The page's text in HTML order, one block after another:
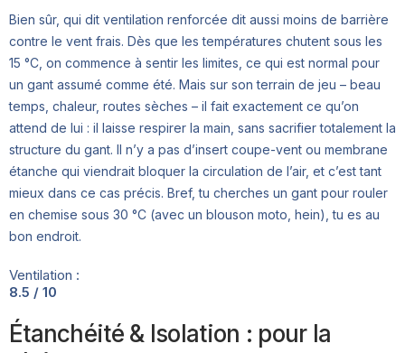
Bien sûr, qui dit ventilation renforcée dit aussi moins de barrière
contre le vent frais. Dès que les températures chutent sous les
15 °C, on commence à sentir les limites, ce qui est normal pour
un gant assumé comme été. Mais sur son terrain de jeu – beau
temps, chaleur, routes sèches – il fait exactement ce qu’on
attend de lui : il laisse respirer la main, sans sacrifier totalement la
structure du gant. Il n’y a pas d’insert coupe-vent ou membrane
étanche qui viendrait bloquer la circulation de l’air, et c’est tant
mieux dans ce cas précis. Bref, tu cherches un gant pour rouler
en chemise sous 30 °C (avec un blouson moto, hein), tu es au
bon endroit.
Ventilation :
8.5 / 10
Étanchéité & Isolation : pour la